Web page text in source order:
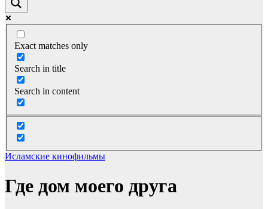
Exact matches only
Search in title
Search in content
Исламские кинофильмы
Где дом моего друга